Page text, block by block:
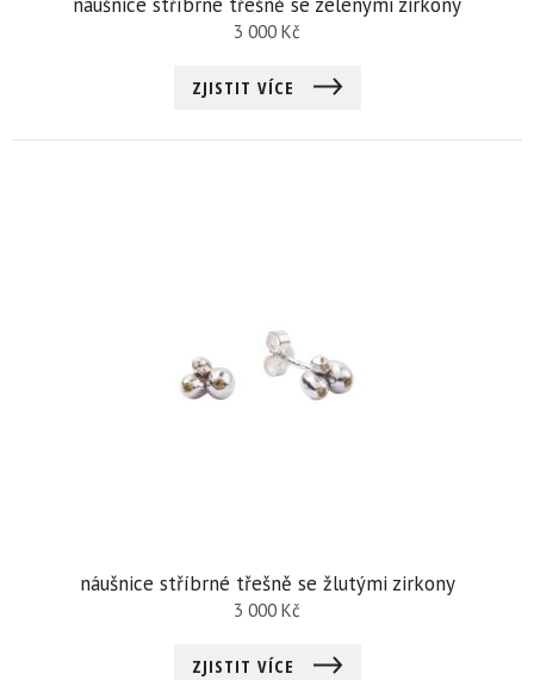
3 000 Kč
ZJISTIT VÍCE
náušnice stříbrné třešně se žlutými zirkony
3 000 Kč
ZJISTIT VÍCE